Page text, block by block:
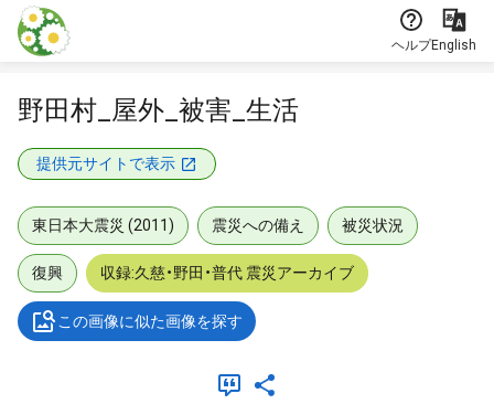
本文に飛ぶ
ヘルプEnglish
野田村_屋外_被害_生活
提供元サイトで表示
東日本大震災 (2011) 震災への備え 被災状況
復興 収録:久慈・野田・普代 震災アーカイブ
この画像に似た画像を探す